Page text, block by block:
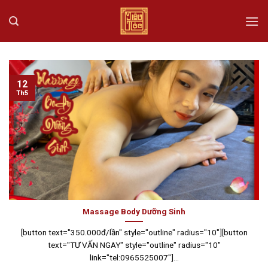
Massage Body Dưỡng Sinh
[button text="350.000đ/lần" style="outline" radius="10"][button
text="TƯ VẤN NGAY" style="outline" radius="10"
link="tel:0965525007"]...
12
Th5